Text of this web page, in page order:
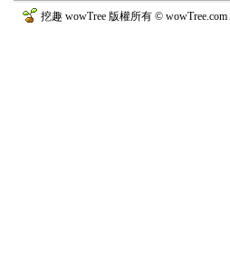
挖趣 wowTree 版權所有 © wowTree.com